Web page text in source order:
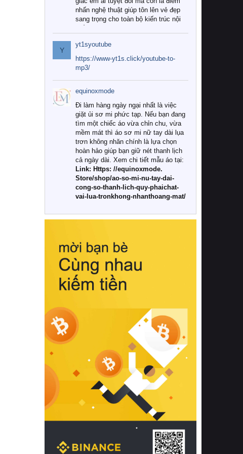
nhấn nghệ thuật giúp tôn lên vẻ đẹp
sang trọng cho toàn bộ kiến trúc nội
Tuy nhiên, giữa thị trường đa dạng
với vô vàn thương hiệu và mẫu mã
như hiện nay, làm thế nào để chọn
được những bộ chăn ga gối đệm cao
cấp thực sự chất lượng, phù hợp với
khí hậu và nhu cầu sử dụng của gia
đình? Hãy cùng chúng tôi đi tìm lời
giải đáp chi tiết qua bài viết dưới đây.
1. Tại sao các gia đình hiện đại lại ưa
chuộng chăn ga gối đệm cao cấp?
Khác với các dòng sản phẩm thông
thường, những bộ chăn ga gối đệm
cao cấp trải qua quy trình sản xuất
nghiêm ngặt từ khâu chọn lọc nguyên
liệu tự nhiên đến công nghệ dệt
nhuộm hiện đại không chứa hóa chất
này, bạn sẽ cảm nhận rõ rệt sự khác
hồi chuẩn xác của phần đệm nâng đỡ
cột sống.
Bên cạnh đó, việc lựa chọn các dòng
sản phẩm đạt chuẩn chất lượng quốc
tế còn giúp ngăn ngừa tình trạng kích
khuẩn và nấm mốc trong điều kiện
thời tiết nóng ẩm. Bạn có thể tìm hiểu
thêm các nghiên cứu khoa học về tác
động của giấc ngủ và môi trường
phòng ngủ đối với sức khỏe con
người tại Sleep Foundation (External
Link) để có cái nhìn toàn diện hơn.
2. Các tiêu chí vàng khi lựa chọn
chăn ga gối đệm cao cấp cho phòng
ngủ
Để sở hữu một bộ chăn ga gối đệm
cao cấp hoàn hảo cả về thẩm mỹ lẫn
công năng, người tiêu dùng cần cân
nhắc kỹ lưỡng các tiêu chí quan trọng
Y
yt1syoutube
https://www-yt1s.click/youtube-to-
mp3/
equinoxmode
Đi làm hàng ngày ngại nhất là việc
giặt ủi sơ mi phức tạp. Nếu bạn đang
tìm một chiếc áo vừa chỉn chu, vừa
mềm mát thì áo sơ mi nữ tay dài lụa
trơn không nhăn chính là lựa chọn
hoàn hảo giúp bạn giữ nét thanh lịch
cả ngày dài. Xem chi tiết mẫu áo tại:
Link: Https: //equinoxmode.
Store/shop/ao-so-mi-nu-tay-dai-
cong-so-thanh-lich-quy-phaichat-
vai-lua-tronkhong-nhanthoang-mat/